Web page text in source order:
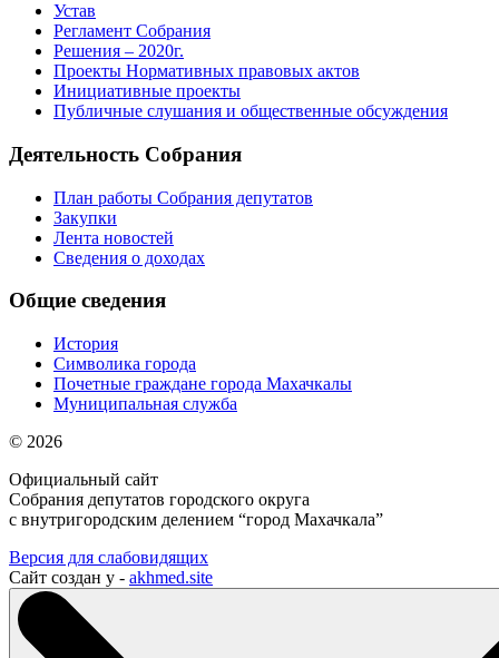
Устав
Регламент Собрания
Решения – 2020г.
Проекты Нормативных правовых актов
Инициативные проекты
Публичные слушания и общественные обсуждения
Деятельность Собрания
План работы Собрания депутатов
Закупки
Лента новостей
Сведения о доходах
Общие сведения
История
Символика города
Почетные граждане города Махачкалы
Муниципальная служба
© 2026
Официальный сайт
Собрания депутатов городского округа
с внутригородским делением “город Махачкала”
Версия для слабовидящих
Сайт создан у - akhmed.site